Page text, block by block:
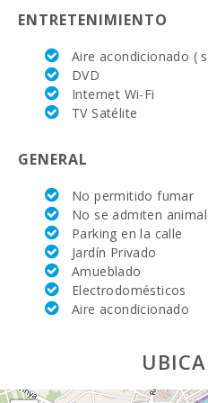
Supermercado (km):
JUNGLE PARC MALLORCA (km):
Parque atracciones - Palma
Marineland Mallorca (km):
Parque acuático - Hidropark
Playa Sant Elm(km):
Playa Can Picafort (km):
Playa Cala Antena, Manacor (km):
ENTRETENIMIENTO
Aire acondicionado (
DVD
Internet Wi-Fi
TV Satélite
GENERAL
No permitido fumar
No se admiten
Parking en la calle
Jardín Privado
Amueblado
Electrodomésticos
Aire acondicionado